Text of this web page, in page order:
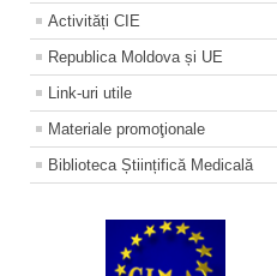
Activități CIE
Republica Moldova și UE
Link-uri utile
Materiale promoţionale
Biblioteca Științifică Medicală